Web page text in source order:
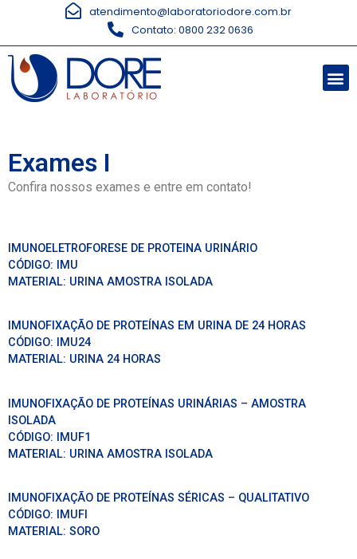
atendimento@laboratoriodore.com.br
Contato: 0800 232 0636
Exames I
Confira nossos exames e entre em contato!
IMUNOELETROFORESE DE PROTEINA URINÁRIO
CÓDIGO:
IMU
MATERIAL: URINA AMOSTRA ISOLADA
IMUNOFIXAÇÃO DE PROTEÍNAS EM URINA DE 24 HORAS
CÓDIGO:
IMU24
MATERIAL: URINA 24 HORAS
IMUNOFIXAÇÃO DE PROTEÍNAS URINÁRIAS – AMOSTRA
ISOLADA
CÓDIGO:
IMUF1
MATERIAL: URINA AMOSTRA ISOLADA
IMUNOFIXAÇÃO DE PROTEÍNAS SÉRICAS – QUALITATIVO
CÓDIGO:
IMUFI
MATERIAL: SORO